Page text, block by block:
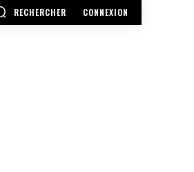
RECHERCHER CONNEXION